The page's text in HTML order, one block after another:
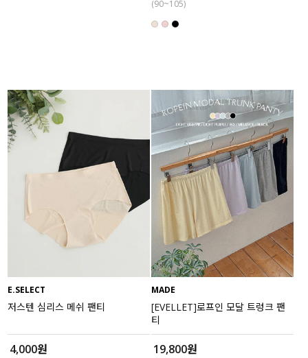
(90~105)
E.SELECT
저스텐 심리스 메쉬 팬티
4,000원
MADE
[EVELLET]로프인 모달 트렁크 팬
티
19,800원